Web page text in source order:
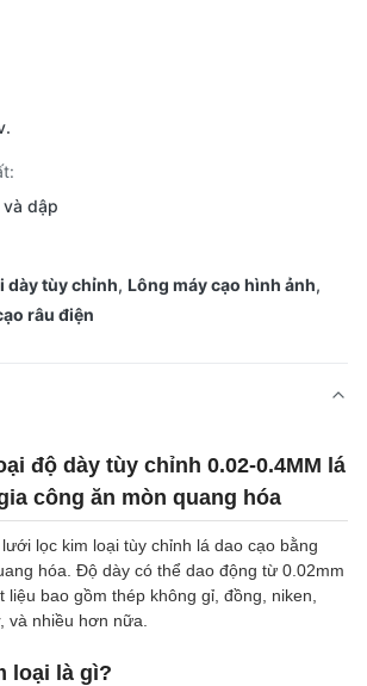
dập
dày tùy chỉnh, Lông máy cạo hình ảnh,
râu điện
độ dày tùy chỉnh 0.02-0.4MM lá
công ăn mòn quang hóa
lọc kim loại tùy chỉnh lá dao cạo bằng
hóa. Độ dày có thể dao động từ 0.02mm
liệu bao gồm thép không gỉ, đồng, niken,
và nhiều hơn nữa.
loại là gì?